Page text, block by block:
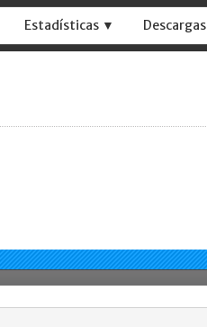
Estadísticas ▼ Descargas